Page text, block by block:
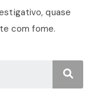
quase
com fome.